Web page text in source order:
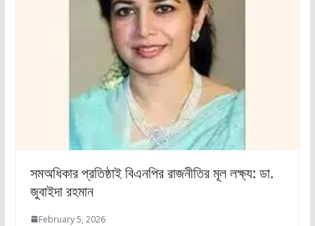
সমঅধিকার প্রতিষ্ঠাই বিএনপির রাজনীতির মূল লক্ষ্য: ডা.
জুবাইদা রহমান
February 5, 2026